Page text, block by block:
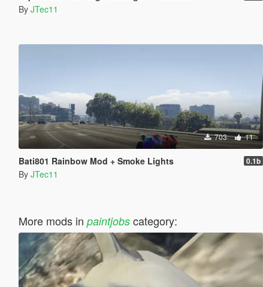
By JTec11
703 11
Bati801 Rainbow Mod + Smoke Lights 0.1b
By JTec11
More mods in paintjobscategory: